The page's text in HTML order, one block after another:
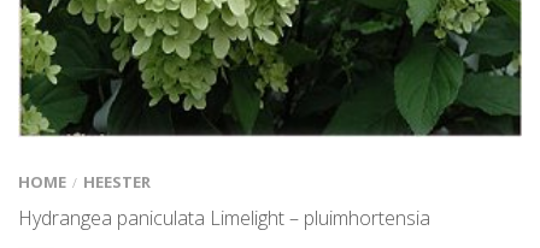
HOME / HEESTER
Hydrangea paniculata Limelight – pluimhortensia